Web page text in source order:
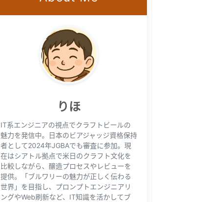
りほ
IT系エンジニアの視点でクラフトビールの
魅力を発信中。日本のビアジャッジ資格保持
者として2024年JGBAでも審査に参加。現
在はシアトル拠点で米日のクラフト文化を
比較しながら、醸造プロセスやレビューを
提供。「ブルワリーの魅力が正しく伝わる
世界」を目指し、プロンプトエンジニアリ
ングやWeb刷新など、IT知識を活かしてブ